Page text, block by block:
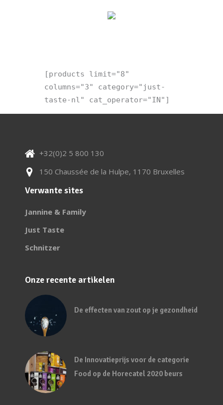
[products limit="8"
columns="3" category="just-
taste-nl" cat_operator="IN"]
+32(0)2 5 800 130
150 Chaussée de la Hulpe, 1170 Bruxelles
Verwante sites
Jannine & Family
Just Taste
Schnitzer
Onze recente artikelen
De effecten van zout op je gezondheid
De Innovatieprijs voor de categorie
Food op de Horecatel 2020 beurs